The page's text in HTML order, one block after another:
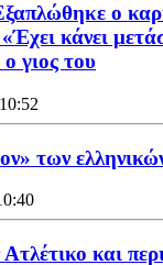
ο
«Έχει κάνει
γιος του
των
και